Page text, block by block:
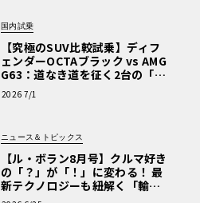
国内試乗
【究極のSUV比較試乗】ディフ
ェンダーOCTAブラック vs AMG
G63：道なき道を征く2台の「対
極的アプローチ」
2026 7/1
ニュース＆トピックス
【ル・ボラン8月号】クルマ好き
の「？」が「！」に変わる！ 最
新テクノロジーも紐解く「輸入
車Q&A」